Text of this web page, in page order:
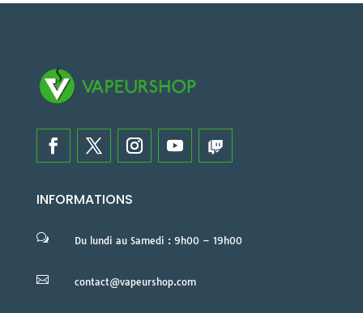
INFORMATIONS
w Du lundi au Samedi : 9h00 – 19h00
 contact@vapeurshop.com